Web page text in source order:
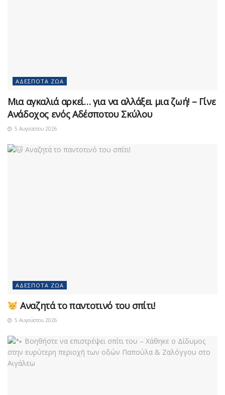
ΑΔΈΣΠΟΤΑ ΖΏΑ
Μια αγκαλιά αρκεί… για να αλλάξει μια ζωή! – Γίνε
Ανάδοχος ενός Αδέσποτου Σκύλου
5 Αυγούστου 2026
ΑΔΈΣΠΟΤΑ ΖΏΑ
Αναζητά το παντοτινό του σπίτι!
5 Αυγούστου 2026